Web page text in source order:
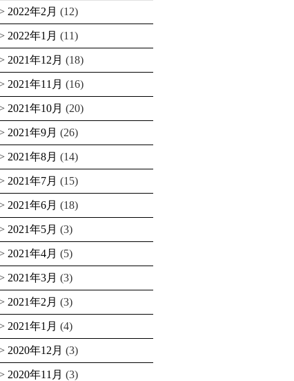
2022年2月 (12)
2022年1月 (11)
2021年12月 (18)
2021年11月 (16)
2021年10月 (20)
2021年9月 (26)
2021年8月 (14)
2021年7月 (15)
2021年6月 (18)
2021年5月 (3)
2021年4月 (5)
2021年3月 (3)
2021年2月 (3)
2021年1月 (4)
2020年12月 (3)
2020年11月 (3)